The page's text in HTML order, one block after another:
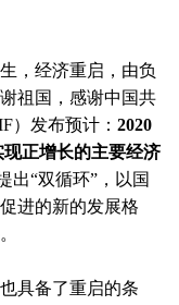
，经济重启，由负
祖国，感谢中国共
）发布预计：2020
正增长的主要经济
出“双循环”，以国
进的新的发展格
具备了重启的条